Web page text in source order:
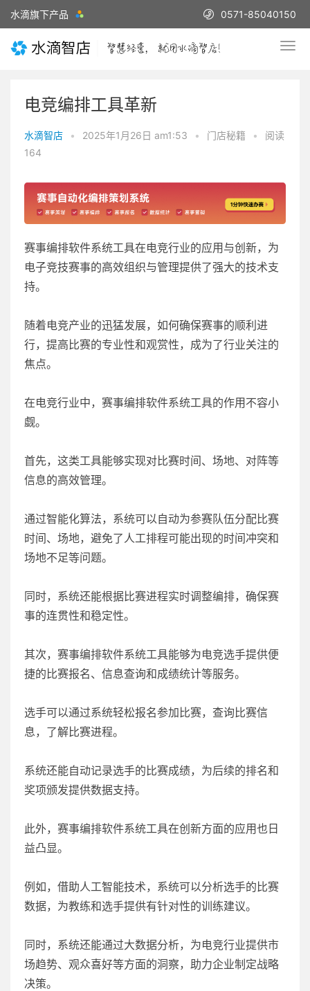
水滴旗下产品 0571-85040150
电竞编排工具革新
水滴智店 • 2025年1月26日 am1:53 • 门店秘籍 •
阅读
164
赛事编排软件系统工具在电竞行业的应用与创新，为
电子竞技赛事的高效组织与管理提供了强大的技术支
持。
随着电竞产业的迅猛发展，如何确保赛事的顺利进
行，提高比赛的专业性和观赏性，成为了行业关注的
焦点。
在电竞行业中，赛事编排软件系统工具的作用不容小
觑。
首先，这类工具能够实现对比赛时间、场地、对阵等
信息的高效管理。
通过智能化算法，系统可以自动为参赛队伍分配比赛
时间、场地，避免了人工排程可能出现的时间冲突和
场地不足等问题。
同时，系统还能根据比赛进程实时调整编排，确保赛
事的连贯性和稳定性。
其次，赛事编排软件系统工具能够为电竞选手提供便
捷的比赛报名、信息查询和成绩统计等服务。
选手可以通过系统轻松报名参加比赛，查询比赛信
息，了解比赛进程。
系统还能自动记录选手的比赛成绩，为后续的排名和
奖项颁发提供数据支持。
此外，赛事编排软件系统工具在创新方面的应用也日
益凸显。
例如，借助人工智能技术，系统可以分析选手的比赛
数据，为教练和选手提供有针对性的训练建议。
同时，系统还能通过大数据分析，为电竞行业提供市
场趋势、观众喜好等方面的洞察，助力企业制定战略
决策。